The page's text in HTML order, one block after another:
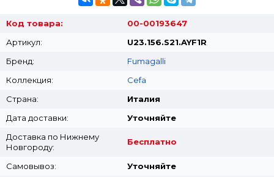
Код товара:
00-00193647
Артикул:
U23.156.S21.AYF1R
Бренд:
Fumagalli
Коллекция:
Cefa
Страна:
Италия
Дата доставки:
Уточняйте
Доставка по Нижнему
Новгороду:
Бесплатно
Самовывоз:
Уточняйте